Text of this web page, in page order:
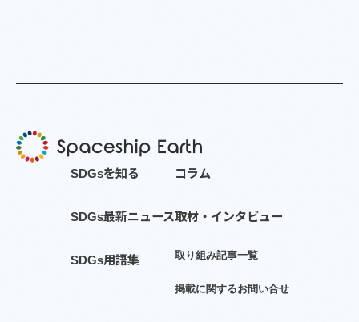
SDGsを知る
SDGs最新ニュース
SDGs用語集
コラム
取材・ イ ンタ ビュー
取り組み記事一覧
掲載に関するお問い合せ